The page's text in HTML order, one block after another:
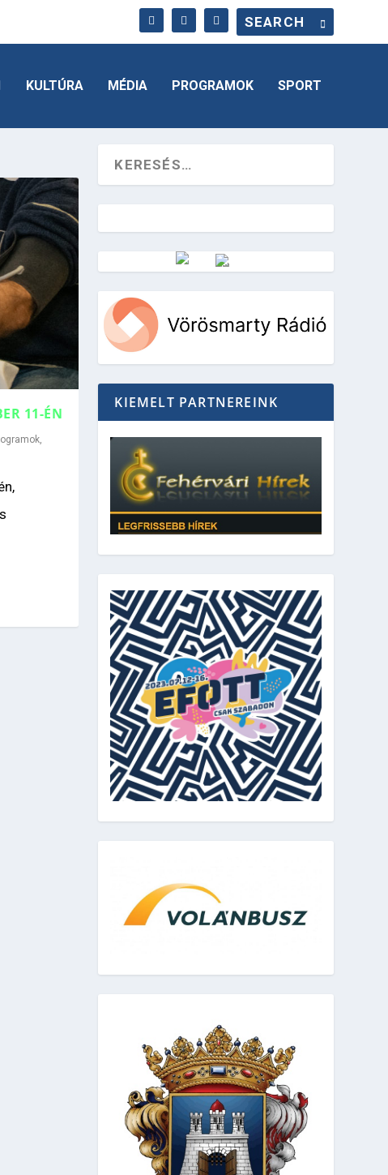
KULTÚRA MÉDIA PROGRAMOK SPORT
11-ÉN
,
Vörösmarty Rádió
KIEMELT PARTNEREINK